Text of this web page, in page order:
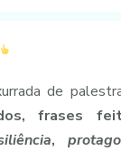
de
frases
,